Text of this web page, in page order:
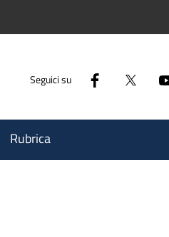
Seguici su
Rubrica